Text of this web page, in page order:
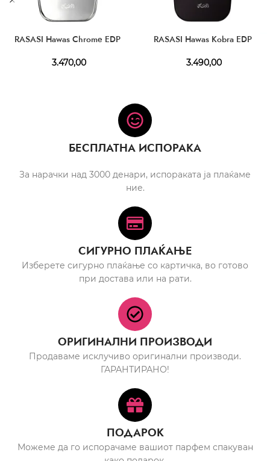
RASASI Hawas Chrome EDP
3.470,00
RASASI Hawas Kobra EDP
3.490,00
БЕСПЛАТНА ИСПОРАКА
За нарачки над 3000 денари, испораката ја плаќаме
ние.
СИГУРНО ПЛАЌАЊЕ
Изберете сигурно плаќање со картичка, во готово
при достава или на рати.
ОРИГИНАЛНИ ПРОИЗВОДИ
Продаваме исклучиво оригинални производи.
ГАРАНТИРАНО!
ПОДАРОК
Можеме да го испорачаме вашиот парфем спакуван